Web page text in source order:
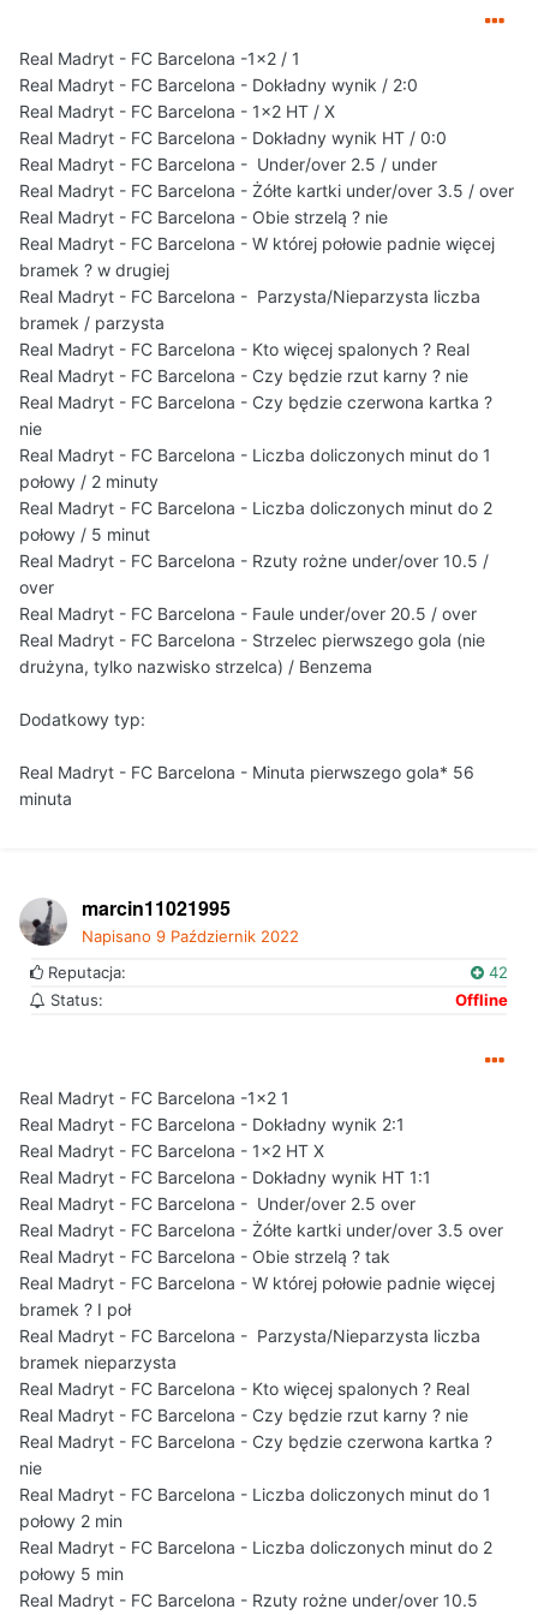
niepewniak
Real Madryt - FC Barcelona - Liczba doliczonych minut do 1
połowy 3
Real Madryt - FC Barcelona - Liczba doliczonych minut do 2
połowy 6
Real Madryt - FC Barcelona - Rzuty rożne under/over 10.5
over
Real Madryt - FC Barcelona - Faule under/over 20.5 over
Real Madryt - FC Barcelona - Strzelec pierwszego gola (nie
drużyna, tylko nazwisko strzelca) Vinicius
Dodatkowy typ:
Real Madryt - FC Barcelona - Minuta pierwszego gola* 16
===============================
Za poprawnie trafiony dokładny wynik 3pkt, za dokładny
wynik do połowy 3pkt, strzelec gola 2pkt, pozostałe typy
1pkt. Trafienie dokładnej minuty strzelenia pierwszego gola
2pkt.
Każdy może zaznaczyć przy swoim typie pewniaka
(oznaczamy literą P ) co powoduje podwojenie punktów za
dany typ jeśli jest trafiony. Natomiast jeśli pewniak nie
zgarnięcia za dany typ (czyli 1, 2 lub 3). Pewniaka
Przy identycznej ilości punktów decyduje najpierw
trafienie minuty pierwszego gola (kto trafił, lub był bliżej),
Pytania i komentarze w temacie -
>https://foxbet.pl/topic/22831-pytania-i-komentarze/
Typy można oddawać do 16.10.2022 16:00
1 miejsce - 100 PLN
Wszystkie posty z typami będą widoczne
wraz ze startem spotkania Real Madryt - FC
Barcelona- Do tego momentu posty są
niewidoczne, a licznik odpowiedzi pokazuje
0.
Real Madryt - FC Barcelona -1x2 / 1
Real Madryt - FC Barcelona - Dokładny wynik / 2:0
Real Madryt - FC Barcelona - 1x2 HT / X
Real Madryt - FC Barcelona - Dokładny wynik HT / 0:0
Real Madryt - FC Barcelona - Under/over 2.5 / under
Real Madryt - FC Barcelona - Żółte kartki under/over 3.5 / over
Real Madryt - FC Barcelona - Obie strzelą ? nie
Real Madryt - FC Barcelona - W której połowie padnie więcej
bramek ? w drugiej
Real Madryt - FC Barcelona - Parzysta/Nieparzysta liczba
bramek / parzysta
Real Madryt - FC Barcelona - Kto więcej spalonych ? Real
Real Madryt - FC Barcelona - Czy będzie rzut karny ? nie
Real Madryt - FC Barcelona - Czy będzie czerwona kartka ?
nie
Real Madryt - FC Barcelona - Liczba doliczonych minut do 1
połowy / 2 minuty
Real Madryt - FC Barcelona - Liczba doliczonych minut do 2
połowy / 5 minut
Real Madryt - FC Barcelona - Rzuty rożne under/over 10.5 /
over
Real Madryt - FC Barcelona - Faule under/over 20.5 / over
Real Madryt - FC Barcelona - Strzelec pierwszego gola (nie
drużyna, tylko nazwisko strzelca) / Benzema
Dodatkowy typ:
Real Madryt - FC Barcelona - Minuta pierwszego gola* 56
minuta
marcin11021995
Napisano 9 Październik 2022
Reputacja:
42
Status:
Offline
Real Madryt - FC Barcelona -1x2 1
Real Madryt - FC Barcelona - Dokładny wynik 2:1
Real Madryt - FC Barcelona - 1x2 HT X
Real Madryt - FC Barcelona - Dokładny wynik HT 1:1
Real Madryt - FC Barcelona - Under/over 2.5 over
Real Madryt - FC Barcelona - Żółte kartki under/over 3.5 over
Real Madryt - FC Barcelona - Obie strzelą ? tak
Real Madryt - FC Barcelona - W której połowie padnie więcej
bramek ? I poł
Real Madryt - FC Barcelona - Parzysta/Nieparzysta liczba
bramek nieparzysta
Real Madryt - FC Barcelona - Kto więcej spalonych ? Real
Real Madryt - FC Barcelona - Czy będzie rzut karny ? nie
Real Madryt - FC Barcelona - Czy będzie czerwona kartka ?
nie
Real Madryt - FC Barcelona - Liczba doliczonych minut do 1
połowy 2 min
Real Madryt - FC Barcelona - Liczba doliczonych minut do 2
połowy 5 min
Real Madryt - FC Barcelona - Rzuty rożne under/over 10.5